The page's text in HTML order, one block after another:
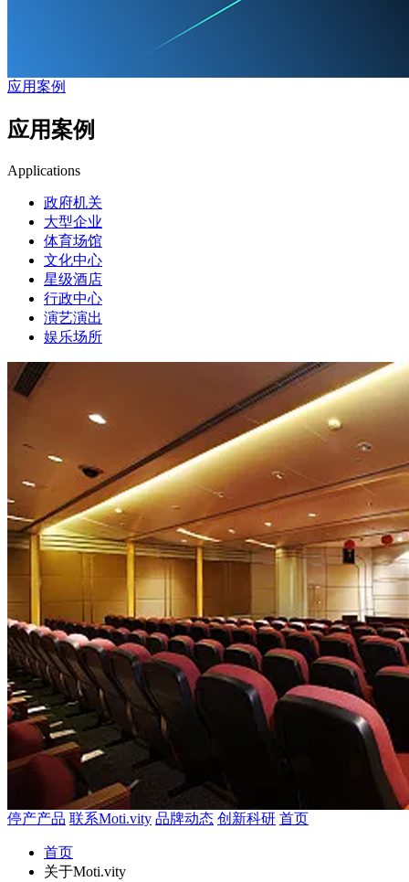
应用案例
应用案例
Applications
政府机关
大型企业
体育场馆
文化中心
星级酒店
行政中心
演艺演出
娱乐场所
停产产品 联系Moti.vity 品牌动态 创新科研 首页
首页
关于Moti.vity